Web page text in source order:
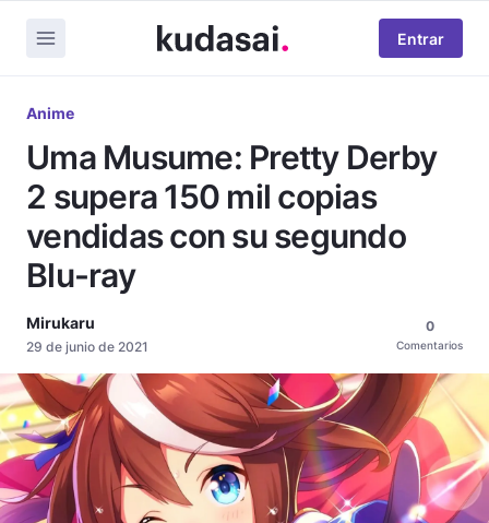
Entrar
Anime
Uma Musume: Pretty Derby
2 supera 150 mil copias
vendidas con su segundo
Blu-ray
Mirukaru
29 de junio de 2021
0
Comentarios